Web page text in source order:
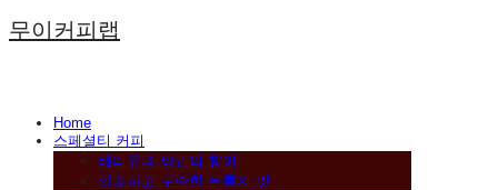
무이커피랩
Home
스페셜티 커피
베리류와 와인의 향미
깔끔하고 구수한 누룽지 맛